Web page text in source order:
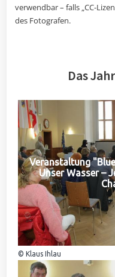
verwendbar – falls „CC-
des Fotografen.
Das
Veranstaltung
Unser Wasser –
© Klaus Ihlau